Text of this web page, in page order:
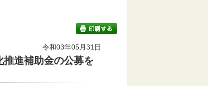
令和03年05月31日
進補助金の公募を